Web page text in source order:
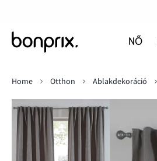
NŐ
Home
Otthon Ablakdekoráció